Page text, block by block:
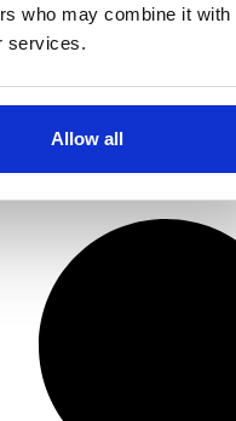
who may combine it with
services.
Allow all